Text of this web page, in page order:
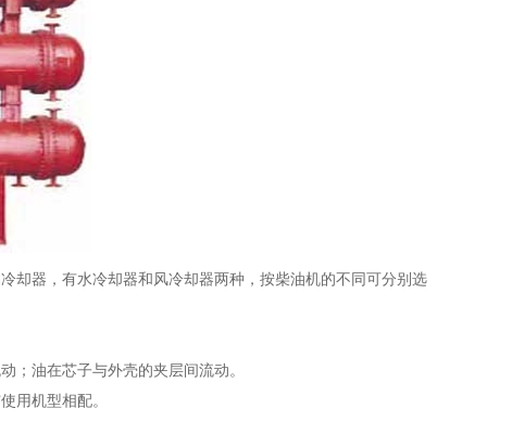
却器，有水冷却器和风冷却器两种，按柴油机的不同可分别选
；油在芯子与外壳的夹层间流动。
用机型相配。